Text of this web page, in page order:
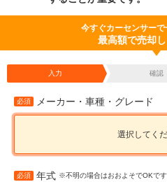
今すぐカーセンサー
最高額で売却し
入力 確認
必須 メーカー・車種・グレード
選択してく
必須 年式 ※不明の場合はおおよそでOKです